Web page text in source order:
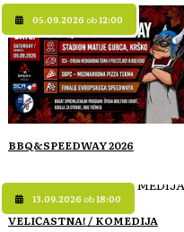
05.09.2026 ob12:00
BBQ&SPEEDWAY 2026
13.09.2026 ob18:00
VELIČASTNA! / KOMEDIJA